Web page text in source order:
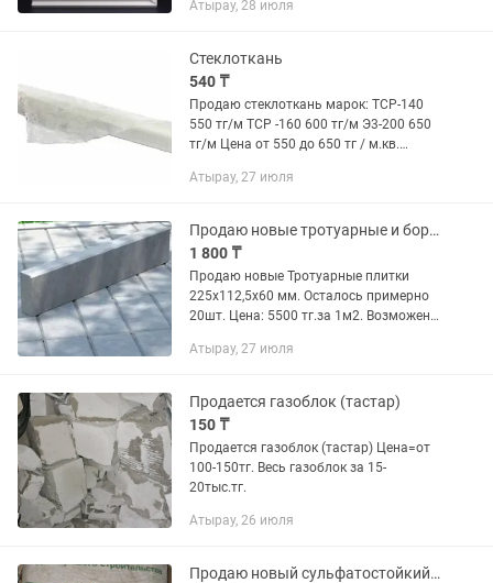
покраску Вес: 3.2 кг Цена: осталось 4
Атырау, 28 июля
Стеклоткань
540 ₸
Продаю стеклоткань марок: ТСР-140
550 тг/м ТСР -160 600 тг/м Э3-200 650
тг/м Цена от 550 до 650 тг / м.кв.
количестве Продажа от 250 метров
Атырау, 27 июля
Продаю новые тротуарные и бордюрные плитки
1 800 ₸
Продаю новые Тротуарные плитки
225х112,5х60 мм. Осталось примерно
20шт. Цена: 5500 тг.за 1м2. Возможен
тротуарный 80020080 мм. Осталось
Атырау, 27 июля
Продается газоблок (тастар)
150 ₸
Продается газоблок (тастар) Цена=от
100-150тг. Весь газоблок за 15-
20тыс.тг.
Атырау, 26 июля
Продаю новый сульфатостойкий портландцемент Sulfat Cem 500. Heidelberg Cem